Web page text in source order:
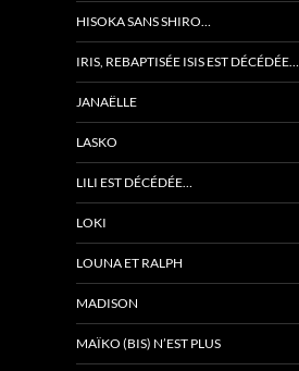
HISOKA SANS SHIRO…
IRIS, REBAPTISÉE ISIS EST DÉCÉDÉE…
JANAËLLE
LASKO
LILI EST DÉCÉDÉE…
LOKI
LOUNA ET RALPH
MADISON
MAÏKO (BIS) N’EST PLUS